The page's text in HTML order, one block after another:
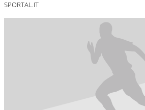
SPORTAL.IT